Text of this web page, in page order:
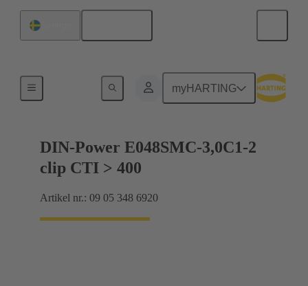
myHARTING
Förbindning moderkort till dotterkort
DIN-Power E048SMC-3,0C1-2
clip CTI > 400
Artikel nr.: 09 05 348 6920